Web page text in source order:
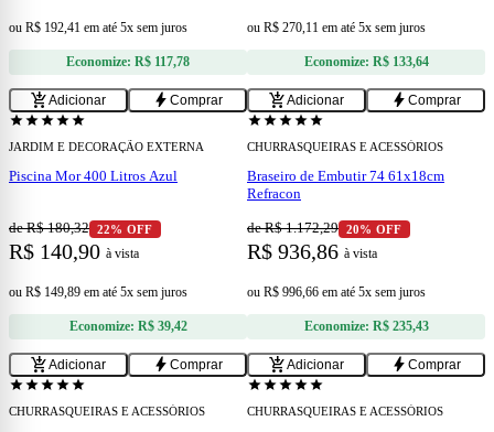
ou R$ 192,41 em até 5x sem juros
Economize: R$ 117,78
add_shopping_cartAdicionar bolt Comprar
ou R$ 270,11 em até 5x sem juros
Economize: R$ 133,64
add_shopping_cartAdicionar bolt Comprar
starstarstarstarstar
JARDIM E DECORAÇÃO EXTERNA
Piscina Mor 400 Litros Azul
de R$ 180,32 22% OFF
R$ 140,90 à vista
ou R$ 149,89 em até 5x sem juros
Economize: R$ 39,42
add_shopping_cartAdicionar bolt Comprar
starstarstarstarstar
CHURRASQUEIRAS E ACESSÓRIOS
Braseiro de Embutir 74 61x18cm
Refracon
de R$ 1.172,29 20% OFF
R$ 936,86 à vista
ou R$ 996,66 em até 5x sem juros
Economize: R$ 235,43
add_shopping_cartAdicionar bolt Comprar
starstarstarstarstar
CHURRASQUEIRAS E ACESSÓRIOS
starstarstarstarstar
CHURRASQUEIRAS E ACESSÓRIOS